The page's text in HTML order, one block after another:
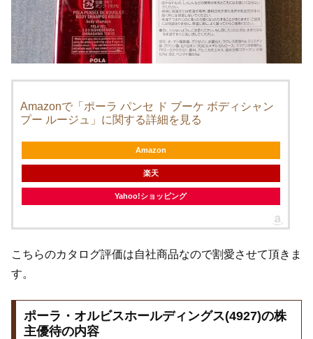
Amazonで「ポーラ パンセ ド ブーケ ボディシャン
プー ルージュ」に関する詳細を見る
Amazon
楽天
Yahoo!ショッピング
こちらのカタログ評価は自社商品なので割愛させて頂きま
す。
ポーラ・オルビスホールディングス(4927)の株
主優待の内容